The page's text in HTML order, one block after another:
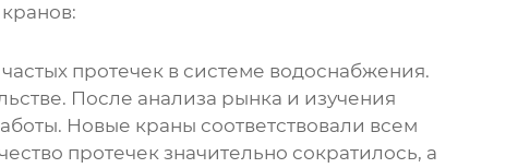
:
протечек в системе водоснабжения.
После анализа рынка и изучения
Новые краны соответствовали всем
протечек значительно сократилось, а